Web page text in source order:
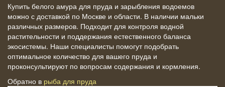
Купить белого амура для пруда и зарыбления водоемов
можно с доставкой по Москве и области. В наличии мальки
различных размеров. Подходит для контроля водной
растительности и поддержания естественного баланса
экосистемы. Наши специалисты помогут подобрать
оптимальное количество для вашего пруда и
проконсультируют по вопросам содержания и кормления.
Обратно в рыба для пруда